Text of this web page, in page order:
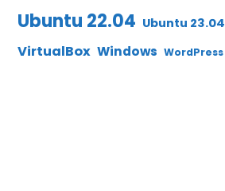
Ubuntu 22.04 Ubuntu 23.04
VirtualBox Windows WordPress